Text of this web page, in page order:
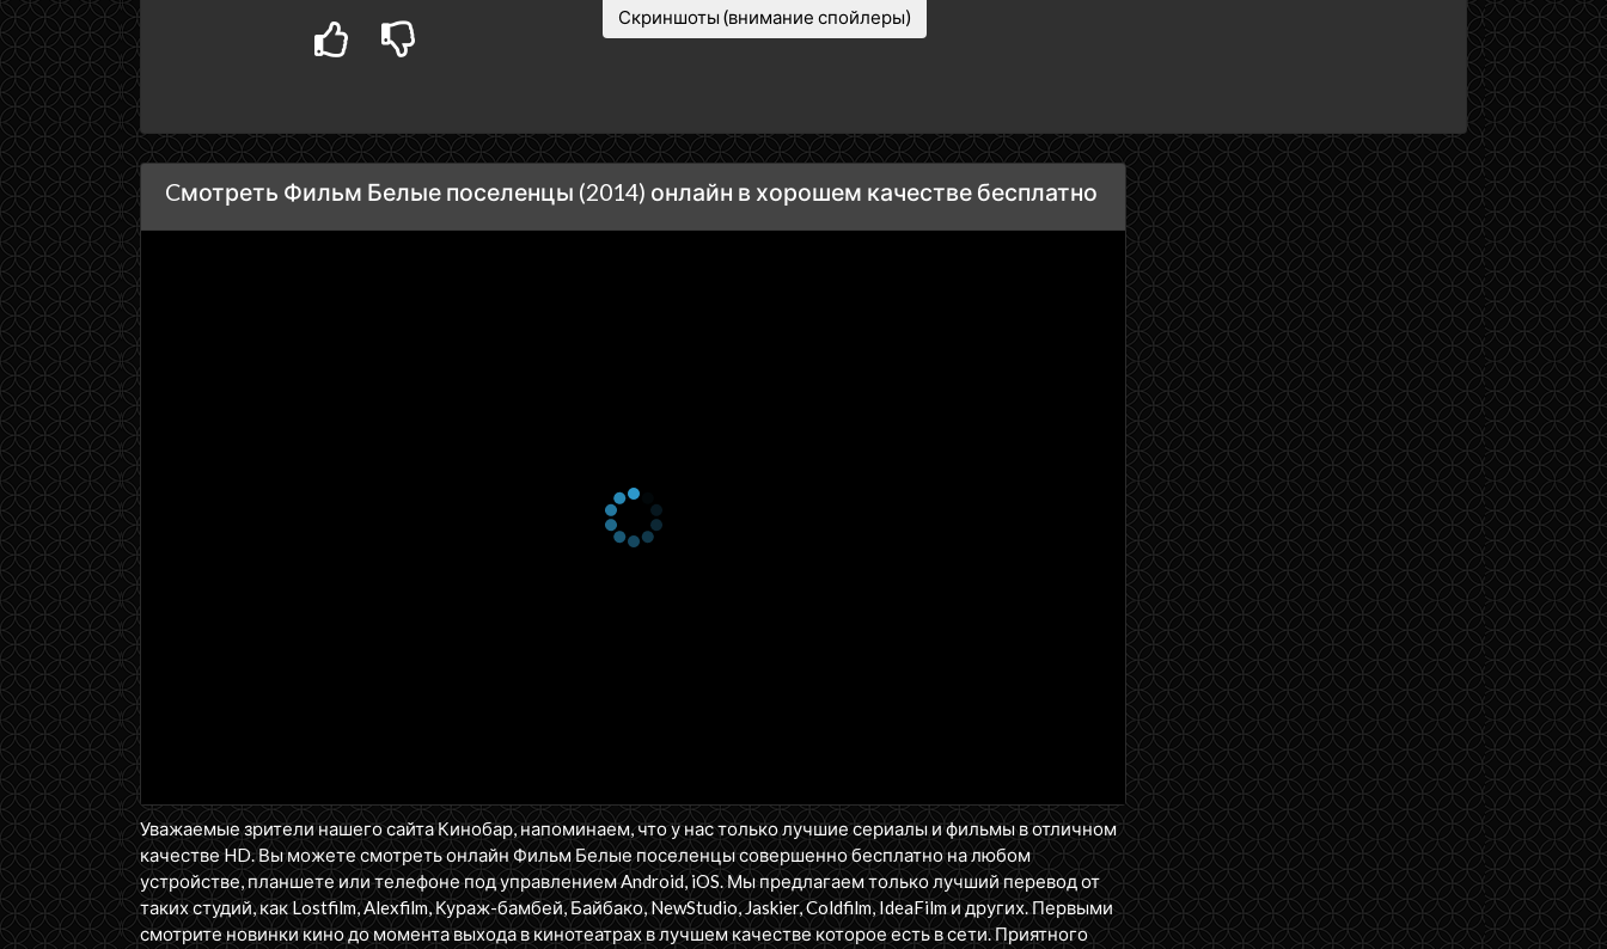
Скриншоты (внимание спойлеры)
Cмотреть Фильм Белые поселенцы (2014) онлайн в хорошем качестве бесплатно
Уважаемые зрители нашего сайта Кинобар, напоминаем, что у нас только лучшие сериалы и фильмы в отличном
качестве HD. Вы можете смотреть онлайн Фильм Белые поселенцы совершенно бесплатно на любом
устройстве, планшете или телефоне под управлением Android, iOS. Мы предлагаем только лучший перевод от
таких студий, как Lostfilm, Alexfilm, Кураж-бамбей, Байбако, NewStudio, Jaskier, Coldfilm, IdeaFilm и других. Первыми
смотрите новинки кино до момента выхода в кинотеатрах в лучшем качестве которое есть в сети. Приятного